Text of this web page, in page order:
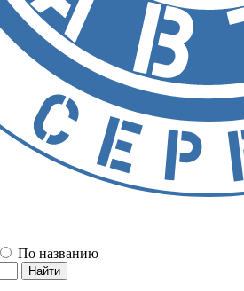
По названию
Найти